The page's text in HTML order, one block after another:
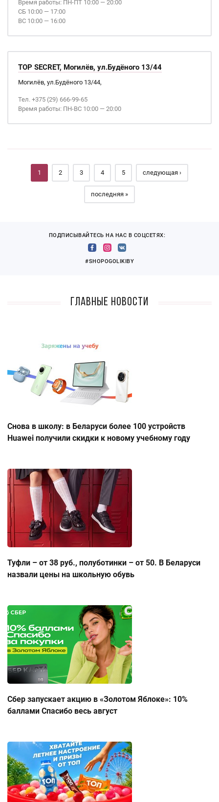
Время работы: ПН-ПТ 10:00 — 20:00
СБ 10:00 — 17:00
ВС 10:00 — 16:00
TOP SECRET, Могилёв, ул.Будёного 13/44
Могилёв, ул.Будёного 13/44,
Тел. +375 (29) 666-99-65
Время работы: ПН-ВС 10:00 — 20:00
Страницы
1 2 3 4 5 следующая ›
последняя »
ПОДПИСЫВАЙТЕСЬ НА НАС В СОЦСЕТЯХ:
#SHOPOGOLIKIBY
Главные новости
Снова в школу: в Беларуси более 100 устройств
Huawei получили скидки к новому учебному году
Туфли – от 38 руб., полуботинки – от 50. В Беларуси
назвали цены на школьную обувь
Сбер запускает акцию в «Золотом Яблоке»: 10%
баллами Спасибо весь август